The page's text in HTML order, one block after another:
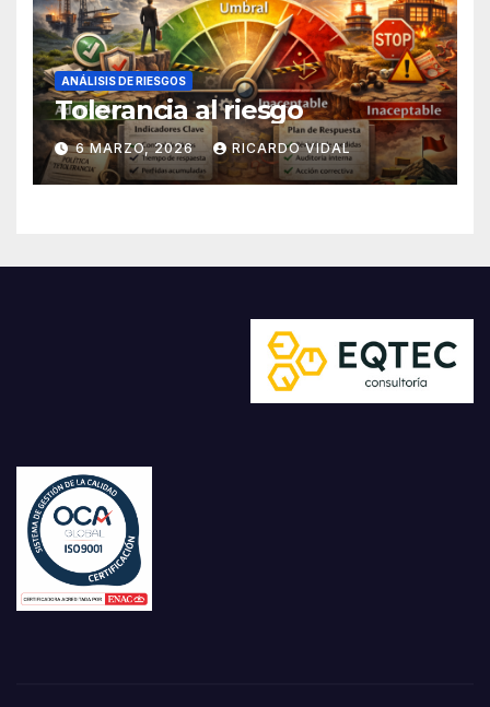
ANÁLISIS DE RIESGOS
Tolerancia al riesgo
6 MARZO, 2026 RICARDO VIDAL